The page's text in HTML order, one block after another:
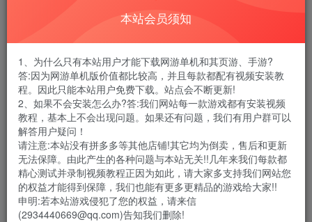
本端是来自本站会员朋友的分享，三经脉纯单机版，有
视频教程，感兴趣的自己下载尝试！本站会员可享！
游戏大小：7.5G左右（解压后）
支持系统：win7以上64位系统 8G内存 独立显卡！
本站会员须知
1、为什么只有本站用户才能下载网游单机和其页游、手游?
答:因为网游单机版价值都比较高，并且每款都配有视频安装教
程。因此只能本站用户免费下载。站点会不断更新!
2、如果不会安装怎么办?答:我们网站每一款游戏都有安装视频
教程，基本上不会出现问题。如果还有问题，我们有用户群可以
解答用户疑问！
请注意:本站没有拼多多等其他店铺!其它均为倒卖，售后和更新
无法保障。由此产生的各种问题与本站无关!!几年来我们每款都
精心测试并录制视频教程正因为如此，请大家多支持我们网站您
的权益才能得到保障，我们也能有更多更精品的游戏给大家!!
申明:若本站游戏侵犯了您的权益，请来信
(2934440669@qq.com)告知我们删除!